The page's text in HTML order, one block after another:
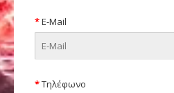
E-Mail
Τηλέφωνο